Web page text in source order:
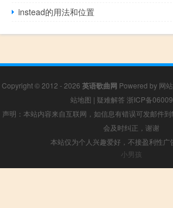
instead的用法和位置
Copyright © 2012 - 2026 英语歌曲网 Powered by 网
站地图 | 疑难解答 浙ICP备
声明：本站内容来自互联网，如信息有错误可发邮件
会及时纠正，谢谢
本站仅为个人兴趣爱好，不接盈利性广
小男孩